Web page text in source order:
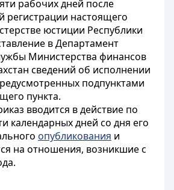
рабочих дней после
регистрации настоящего
юстиции Республики
в Департамент
Министерства финансов
сведений об исполнении
подпунктами
пункта.
вводится в действие по
календарных дней со дня его
опубликования и
на отношения, возникшие с